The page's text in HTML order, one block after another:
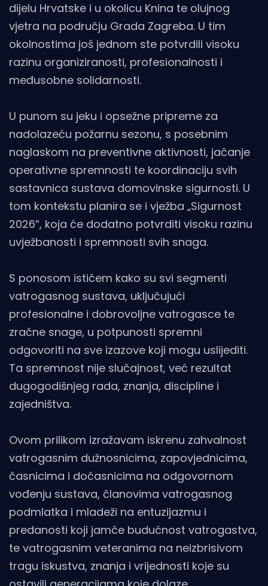
dijelu Hrvatske i u okolicu Knina te olujnog
vjetra na području Grada Zagreba. U tim
okolnostima još jednom ste potvrdili visoku
razinu organiziranosti, profesionalnosti i
međusobne solidarnosti.
U punom su jeku i opsežne pripreme za
nadolazeću požarnu sezonu, s posebnim
naglaskom na preventivne aktivnosti, jačanje
operativne spremnosti te koordinaciju svih
sastavnica sustava domovinske sigurnosti. U
tom kontekstu planira se i vježba „Sigurnost
2026“, koja će dodatno potvrditi visoku razinu
uvježbanosti i spremnosti svih snaga.
S ponosom ističem kako su svi segmenti
vatrogasnog sustava, uključujući
profesionalne i dobrovoljne vatrogasce te
zračne snage, u potpunosti spremni
odgovoriti na sve izazove koji mogu uslijediti.
Ta spremnost nije slučajnost, već rezultat
dugogodišnjeg rada, znanja, discipline i
zajedništva.
Ovom prilikom izražavam iskrenu zahvalnost
vatrogasnim dužnosnicima, zapovjednicima,
časnicima i dočasnicima na odgovornom
vođenju sustava, članovima vatrogasnog
podmlatka i mladeži na entuzijazmu i
predanosti koji jamče budućnost vatrogastva,
te vatrogasnim veteranima na neizbrisivom
tragu iskustva, znanja i vrijednosti koje su